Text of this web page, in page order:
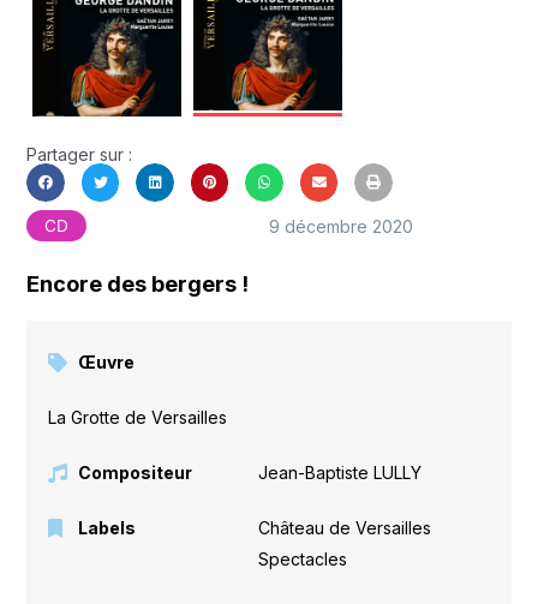
Partager sur :
CD 9 décembre 2020
Encore des bergers !
Œuvre
La Grotte de Versailles
Compositeur Jean-Baptiste LULLY
Labels
Château de Versailles
Spectacles